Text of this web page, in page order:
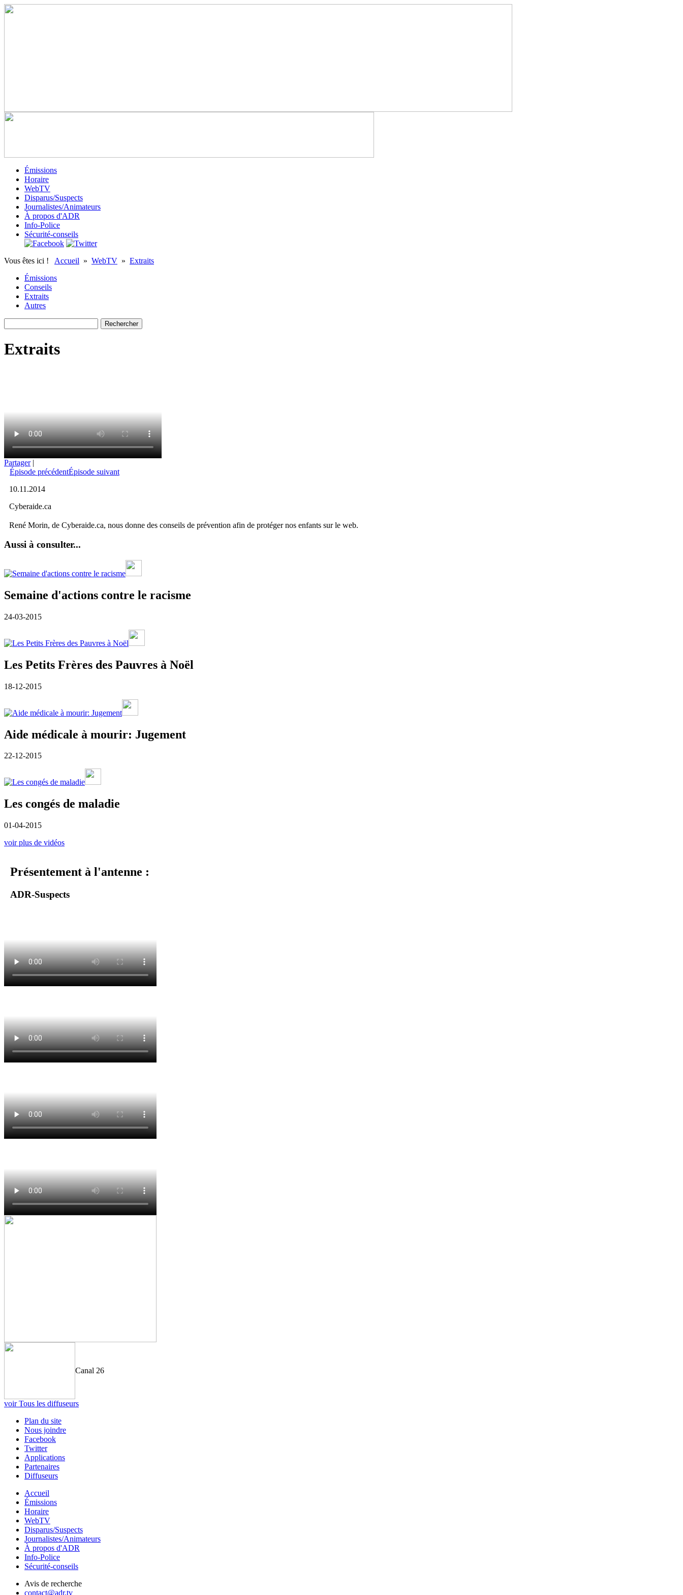
Émissions
Horaire
WebTV
Disparus/Suspects
Journalistes/Animateurs
À propos d'ADR
Info-Police
Sécurité-conseils
Vous êtes ici ! Accueil » WebTV » Extraits
Émissions
Conseils
Extraits
Autres
Extraits
Partager |
Épisode précédentÉpisode suivant
10.11.2014
Cyberaide.ca
René Morin, de Cyberaide.ca, nous donne des conseils de prévention afin de protéger nos enfants sur le web.
Aussi à consulter...
Semaine d'actions contre le racisme
24-03-2015
Les Petits Frères des Pauvres à Noël
18-12-2015
Aide médicale à mourir: Jugement
22-12-2015
Les congés de maladie
01-04-2015
voir plus de vidéos
Présentement à l'antenne :
ADR-Suspects
Canal 26
voir Tous les diffuseurs
Plan du site
Nous joindre
Facebook
Twitter
Applications
Partenaires
Diffuseurs
Accueil
Émissions
Horaire
WebTV
Disparus/Suspects
Journalistes/Animateurs
À propos d'ADR
Info-Police
Sécurité-conseils
Avis de recherche
contact@adr.tv